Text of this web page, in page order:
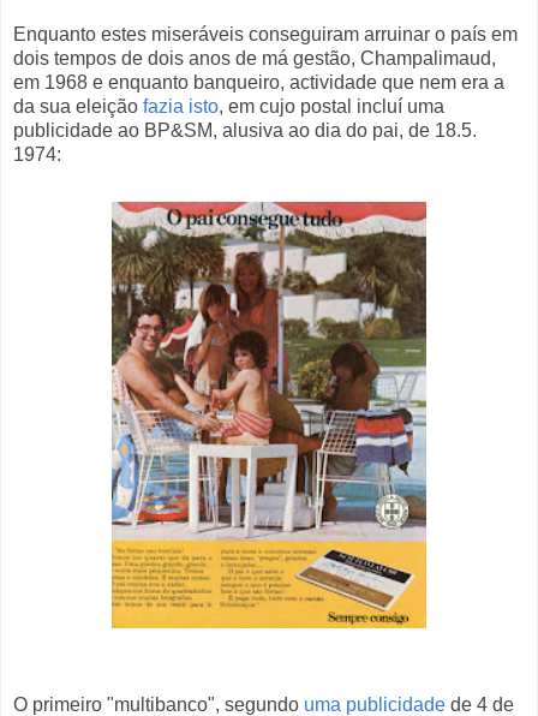
Enquanto estes miseráveis conseguiram arruinar o país em
dois tempos de dois anos de má gestão, Champalimaud,
em 1968 e enquanto banqueiro, actividade que nem era a
da sua eleição fazia isto, em cujo postal incluí uma
publicidade ao BP&SM, alusiva ao dia do pai, de 18.5.
1974:
O primeiro "multibanco", segundo uma publicidade de 4 de